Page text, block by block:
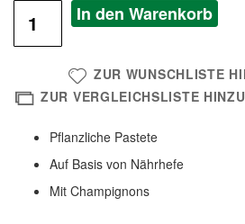
In den Warenkorb
ZUR WUNSCHLISTE
ZUR VERGLEICHSLISTE
Pflanzliche Pastete
Auf Basis von Nährhefe
Mit Champignons